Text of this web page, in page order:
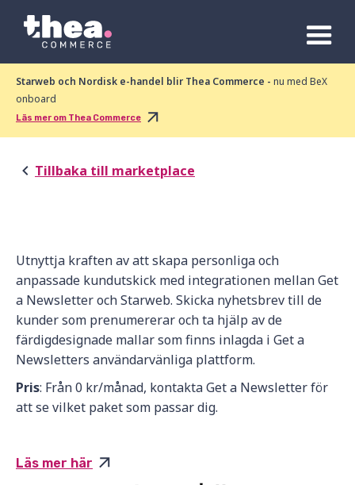
Starweb och Nordisk e-handel blir Thea Commerce - nu med BeX
onboard
Läs mer om Thea Commerce
Tillbaka till marketplace
Utnyttja kraften av att skapa personliga och
anpassade kundutskick med integrationen mellan Get
a Newsletter och Starweb. Skicka nyhetsbrev till de
kunder som prenumererar och ta hjälp av de
färdigdesignade mallar som finns inlagda i Get a
Newsletters användarvänliga plattform.
Pris: Från 0 kr/månad, kontakta Get a Newsletter för
att se vilket paket som passar dig.
Läs mer här